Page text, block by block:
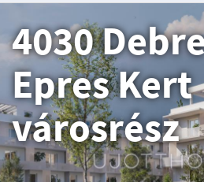
4030
Epres Kert
városrész